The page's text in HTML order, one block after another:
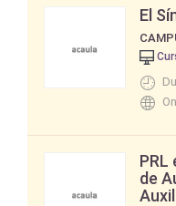
El
PRL
de